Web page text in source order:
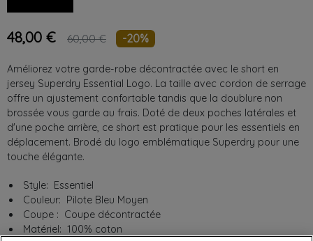
48,00 € 60,00 € -20%
Améliorez votre garde-robe décontractée avec le short en
jersey Superdry Essential Logo. La taille avec cordon de serrage
offre un ajustement confortable tandis que la doublure non
brossée vous garde au frais. Doté de deux poches latérales et
d'une poche arrière, ce short est pratique pour les essentiels en
déplacement. Brodé du logo emblématique Superdry pour une
touche élégante.
Style: Essentiel
Couleur: Pilote Bleu Moyen
Coupe : Coupe décontractée
Matériel: 100% coton